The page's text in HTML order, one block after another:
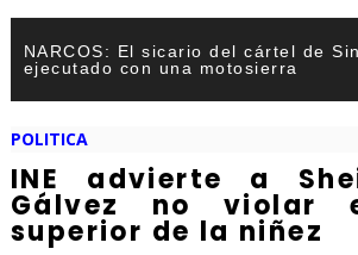
NARCOS: El sicario del cártel de
ejecutado con una motosierra
POLITICA
INE advierte a
Gálvez no violar
superior de la niñez